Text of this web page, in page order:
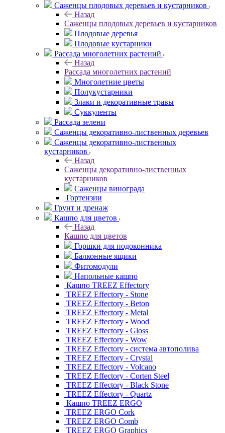
Саженцы плодовых деревьев и кустарников
Назад
Саженцы плодовых деревьев и кустарников
Плодовые деревья
Плодовые кустарники
Рассада многолетних растений
Назад
Рассада многолетних растений
Многолетние цветы
Полукустарники
Злаки и декоративные травы
Суккуленты
Рассада зелени
Саженцы декоративно-лиственных деревьев
Саженцы декоративно-лиственных
кустарников
Назад
Саженцы декоративно-лиственных
кустарников
Саженцы винограда
Гортензии
Грунт и дренаж
Кашпо для цветов
Назад
Кашпо для цветов
Горшки для подоконника
Балконные ящики
Фитомодули
Напольные кашпо
Кашпо TREEZ Effectory
TREEZ Effectory - Stone
TREEZ Effectory - Beton
TREEZ Effectory - Metal
TREEZ Effectory - Wood
TREEZ Effectory - Gloss
TREEZ Effectory - Wow
TREEZ Effectory - система автополива
TREEZ Effectory - Crystal
TREEZ Effectory - Volcano
TREEZ Effectory - Corten Steel
TREEZ Effectory - Black Stone
TREEZ Effectory - Quartz
Кашпо TREEZ ERGO
TREEZ ERGO Cork
TREEZ ERGO Comb
TREEZ ERGO Graphics